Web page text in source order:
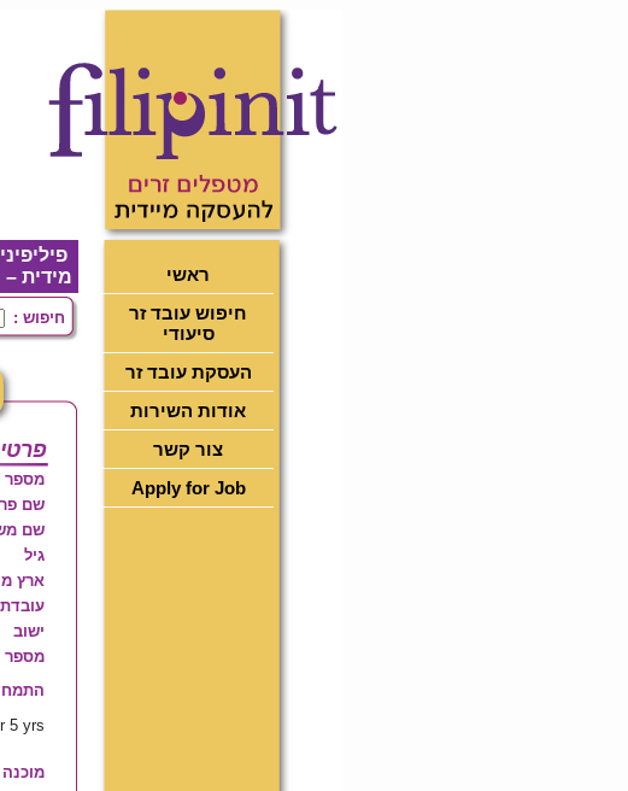
ראשי
חיפוש עובד זר
סיעודי
העסקת עובד זר
אודות השירות
צור קשר
Apply for Job
מידית –
חיפוש :
מספר
שם
שם
גיל
ארץ
ישוב
מספר
5 yrs.